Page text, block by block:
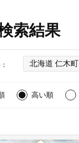
索結果
北海道 仁木町
高い順